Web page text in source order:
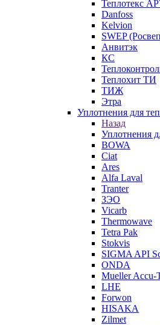
Теплотекс
Danfoss
Kelvion
SWEP
Анвитэк
КС
Теплохит ТИ
ТИЖ
Этра
Уплотнения для
Назад
Уплотнения
BOWA
Ciat
Ares
Alfa Laval
Tranter
ЗЭО
Vicarb
Thermowave
Tetra Pak
Stokvis
SIGMA API
ONDA
Mueller Accu-
LHE
Forwon
HISAKA
Zilmet